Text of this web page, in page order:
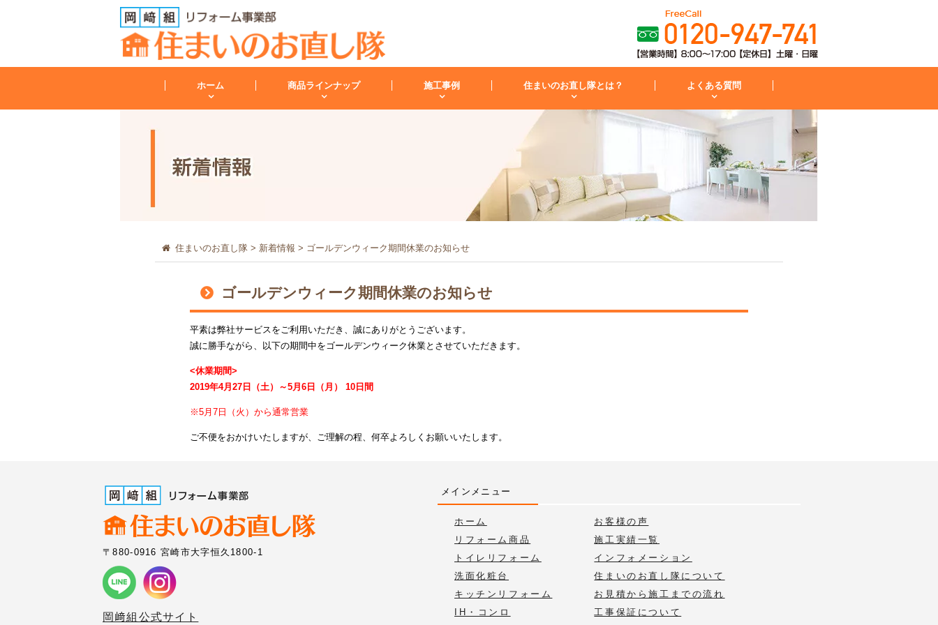
ホーム 商品ラインナップ
レンジフード IH・コンロ
給湯器 キッチンリフォーム バスリフォーム
施工事例
雨漏り 内装 外構・庭
その他
住まいのお直し隊とは？
お客様の声 お見積から施工までの流れ
工事保証について リフォームコラム インフォメーション
よくある質問
住まいのお直し隊> 新着情報 > ゴールデンウィーク期間休業のお知らせ
ゴールデンウィーク期間休業のお知らせ
平素は弊社サービスをご利用いただき、誠にありがとうございます。
誠に勝手ながら、以下の期間中をゴールデンウィーク休業とさせていただきます。
<休業期間>
2019年4月27日（土）～5月6日（月） 10日間
※5月7日（火）から通常営業
ご不便をおかけいたしますが、ご理解の程、何卒よろしくお願いいたします。
〒880-0916 宮崎市大字恒久1800-1
岡﨑組公式サイト
メインメニュー
ホーム
リフォーム商品
トイレリフォーム
洗面化粧台
キッチンリフォーム
IH・コンロ
お客様の声
施工実績一覧
インフォメーション
住まいのお直し隊について
お見積から施工までの流れ
工事保証について